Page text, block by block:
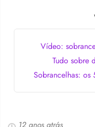
Vídeo:
Tudo sobre
Sobrancelhas: os